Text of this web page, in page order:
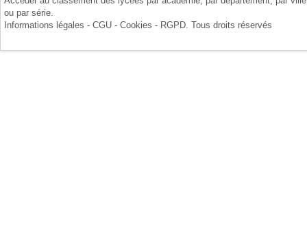
ou par série
Informations légales - CGU - Cookies - RGPD . Tous droits réservés